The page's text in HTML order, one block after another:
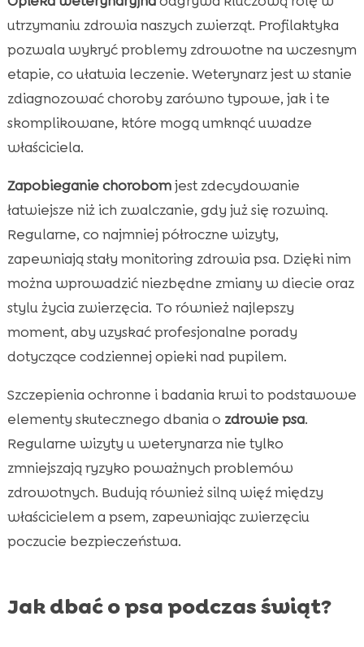
utrzymaniu zdrowia naszych zwierząt. Profilaktyka
pozwala wykryć problemy zdrowotne na wczesnym
etapie, co ułatwia leczenie. Weterynarz jest w stanie
zdiagnozować choroby zarówno typowe, jak i te
skomplikowane, które mogą umknąć uwadze
właściciela.
Zapobieganie chorobomjest zdecydowanie
łatwiejsze niż ich zwalczanie, gdy już się rozwiną.
Regularne, co najmniej półroczne wizyty,
zapewniają stały monitoring zdrowia psa. Dzięki nim
można wprowadzić niezbędne zmiany w diecie oraz
stylu życia zwierzęcia. To również najlepszy
moment, aby uzyskać profesjonalne porady
dotyczące codziennej opieki nad pupilem.
Szczepienia ochronne i badania krwi to podstawowe
elementy skutecznego dbania o zdrowie psa.
Regularne wizyty u weterynarza nie tylko
zmniejszają ryzyko poważnych problemów
zdrowotnych. Budują również silną więź między
właścicielem a psem, zapewniając zwierzęciu
poczucie bezpieczeństwa.
Jak dbać o psa podczas świąt?